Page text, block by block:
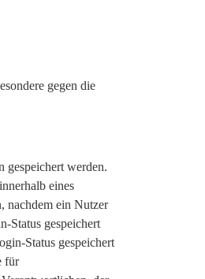
gegen die
gespeichert werden.
eines
nachdem ein Nutzer
Status gespeichert
Status gespeichert
für